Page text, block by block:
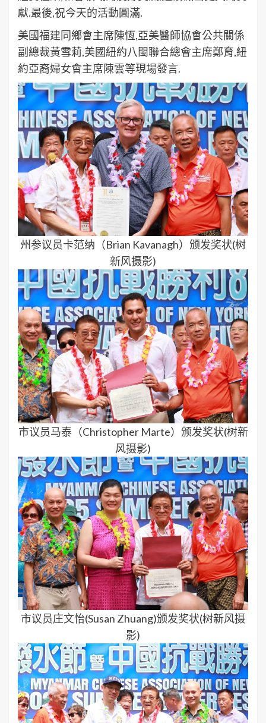
獻.最後,祝今天的活動圓滿.
美國福建同鄉會主席陳恆,亞美醫師協會公共關係
副總裁黃雪莉,美國紐約八閩聯合總會主席鄭育,紐
約亞裔婦女會主席陳雲等現場發言.
州参议员卡范纳（Brian Kavanagh）颁发奖状(树
新风摄影)
市议员马泰（Christopher Marte）颁发奖状(树新
风摄影)
市议员庄文怡(Susan Zhuang)颁发奖状(树新风摄
影)